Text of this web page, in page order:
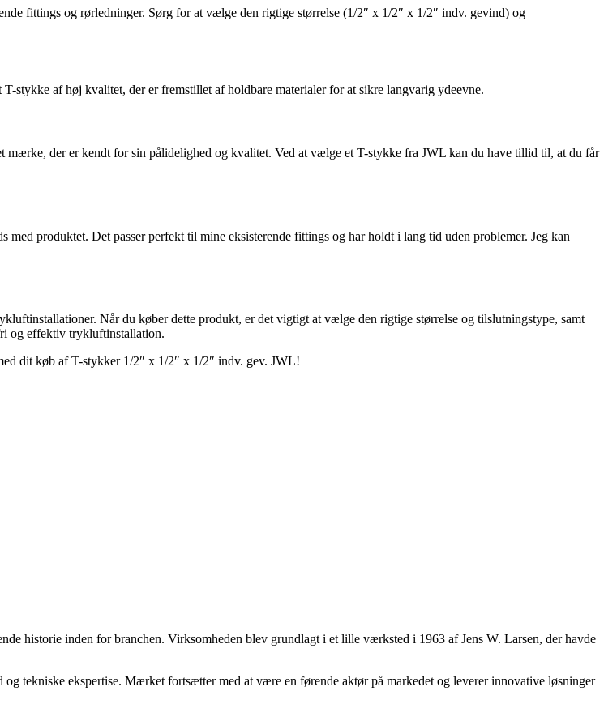
fittings og rørledninger. Sørg for at vælge den rigtige størrelse (1/2″ x 1/2″ x 1/2″ indv. gevind) og
af høj kvalitet, der er fremstillet af holdbare materialer for at sikre langvarig ydeevne.
mærke, der er kendt for sin pålidelighed og kvalitet. Ved at vælge et T-stykke fra JWL kan du have tillid til, at du får
produktet. Det passer perfekt til mine eksisterende fittings og har holdt i lang tid uden problemer. Jeg kan
Når du køber dette produkt, er det vigtigt at vælge den rigtige størrelse og tilslutningstype, samt
og effektiv trykluftinstallation.
dit køb af T-stykker 1/2″ x 1/2″ x 1/2″ indv. gev. JWL!
historie inden for branchen. Virksomheden blev grundlagt i et lille værksted i 1963 af Jens W. Larsen, der havde
tekniske ekspertise. Mærket fortsætter med at være en førende aktør på markedet og leverer innovative løsninger